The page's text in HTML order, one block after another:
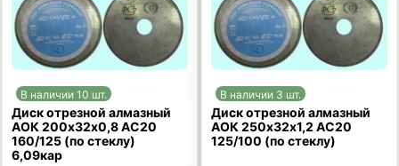
В наличии 10 шт.
Диск отрезной алмазный
АОК 200х32х0,8 АС20
160/125 (по стеклу)
6,09кар
В наличии 3 шт.
Диск отрезной алмазный
АОК 250х32х1,2 АС20
125/100 (по стеклу)